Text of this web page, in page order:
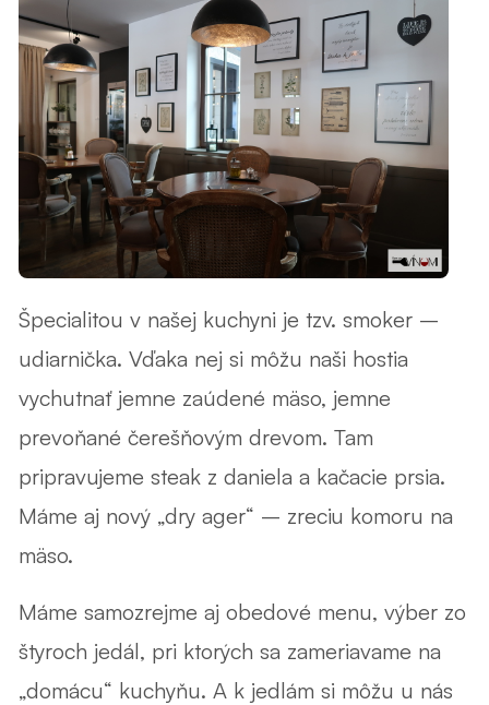
Špecialitou v našej kuchyni je tzv. smoker –
udiarnička. Vďaka nej si môžu naši hostia
vychutnať jemne zaúdené mäso, jemne
prevoňané čerešňovým drevom. Tam
pripravujeme steak z daniela a kačacie prsia.
Máme aj nový „dry ager“ – zreciu komoru na
mäso.
Máme samozrejme aj obedové menu, výber zo
štyroch jedál, pri ktorých sa zameriavame na
„domácu“ kuchyňu. A k jedlám si môžu u nás